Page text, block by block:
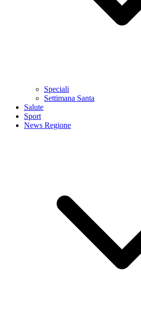
Speciali
Settimana Santa
Salute
Sport
News Regione